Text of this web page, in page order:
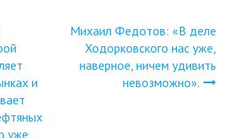
и
уже
Михаил Федотов: «В деле
Ходорковского нас уже,
наверное, ничем удивить
невозможно».